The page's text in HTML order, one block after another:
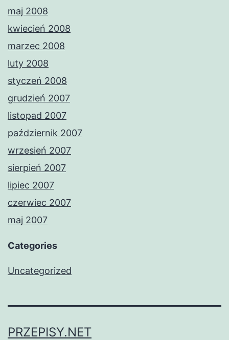
maj 2008
kwiecień 2008
marzec 2008
luty 2008
styczeń 2008
grudzień 2007
listopad 2007
październik 2007
wrzesień 2007
sierpień 2007
lipiec 2007
czerwiec 2007
maj 2007
Categories
Uncategorized
PRZEPISY.NET